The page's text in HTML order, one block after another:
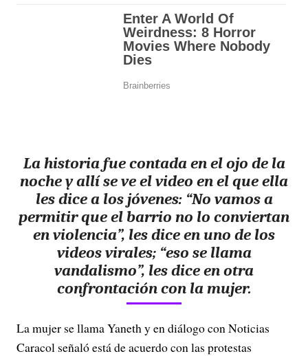
La historia fue contada en el ojo de la
noche y allí se ve el video en el que ella
les dice a los jóvenes: “No vamos a
permitir que el barrio no lo conviertan
en violencia”, les dice en uno de los
videos virales; “eso se llama
vandalismo”, les dice en otra
confrontación con la mujer.
La mujer se llama Yaneth y en diálogo con Noticias
Caracol señaló está de acuerdo con las protestas